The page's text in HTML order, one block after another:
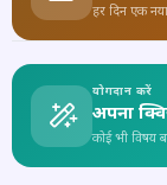
हर दिन एक
योगदान करें
अपना
कोई भी विषय